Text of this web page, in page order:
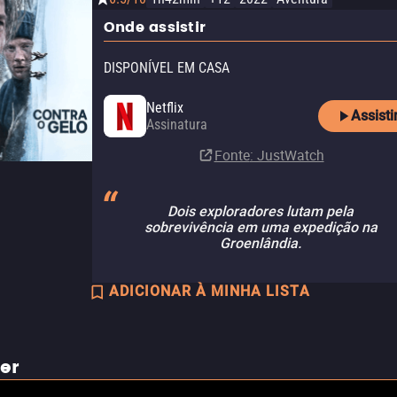
Onde assistir
DISPONÍVEL EM CASA
Netflix
Assinatura
Fonte: JustWatch
Dois exploradores lutam pela
sobrevivência em uma expedição na
Groenlândia.
ADICIONAR À MINHA LISTA